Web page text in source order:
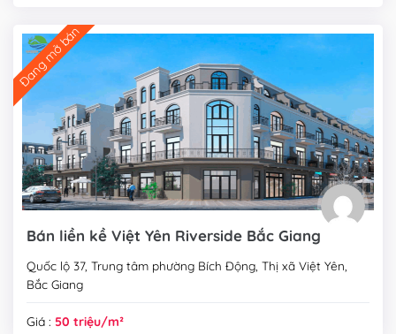
Đang mở bán
Bán liền kề Việt Yên Riverside Bắc Giang
Quốc lộ 37, Trung tâm phường Bích Động, Thị xã Việt Yên,
Bắc Giang
Giá : 50 triệu/m²